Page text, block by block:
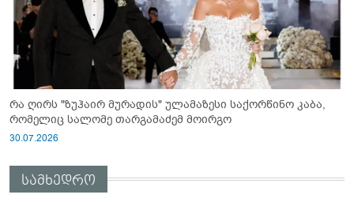
რა ღირს "ზუჰაირ მურადის" ულამაზესი საქორწინო კაბა,
რომელიც სალომე თარგამაძემ მოირგო
30.07.2026
სამხედრო